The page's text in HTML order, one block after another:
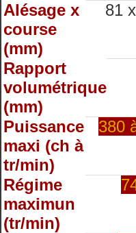
Alésage x
course
(mm)
81
Rapport
volumétrique
(mm)
Puissance
maxi (ch à
tr/min)
380
Régime
maximun
(tr/min)